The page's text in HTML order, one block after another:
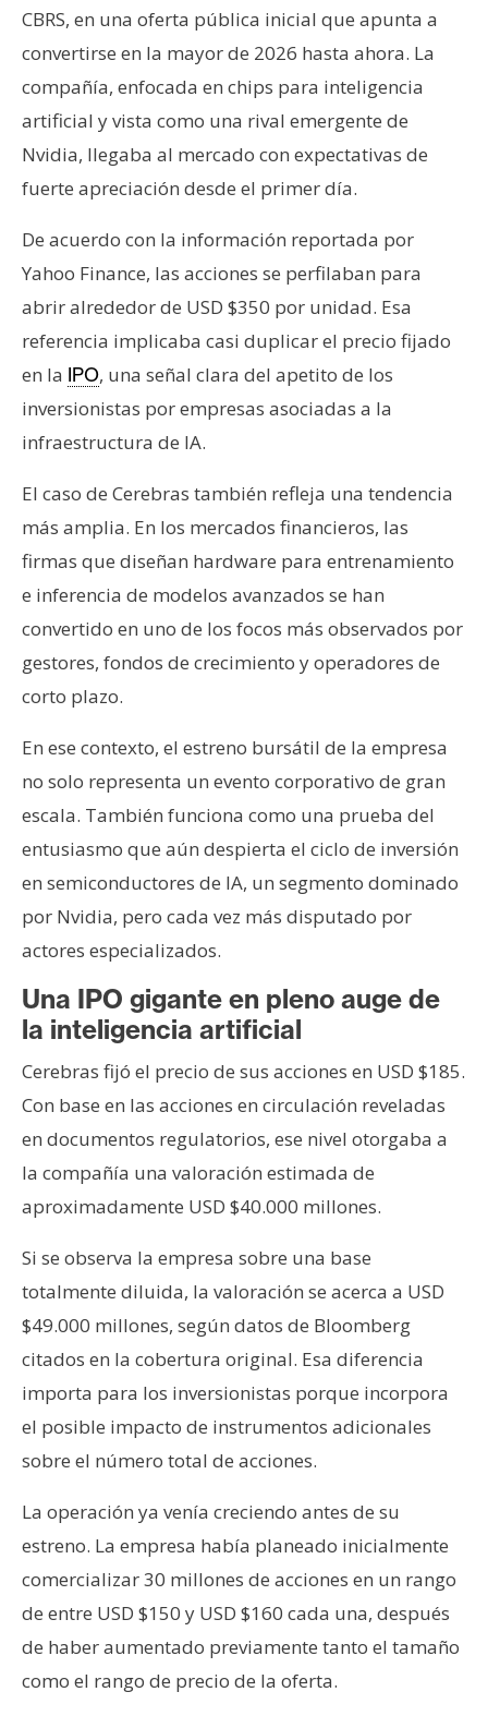
u
r
s
o
o
n
t
c
t
o
y
u
l
i
c
i
a
d
CBRS, en una oferta pública inicial que apunta a
convertirse en la mayor de 2026 hasta ahora. La
compañía, enfocada en chips para inteligencia
artificial y vista como una rival emergente de
Nvidia, llegaba al mercado con expectativas de
fuerte apreciación desde el primer día.
De acuerdo con la información reportada por
Yahoo Finance, las acciones se perfilaban para
abrir alrededor de USD $350 por unidad. Esa
referencia implicaba casi duplicar el precio fijado
en la IPO, una señal clara del apetito de los
inversionistas por empresas asociadas a la
infraestructura de IA.
El caso de Cerebras también refleja una tendencia
más amplia. En los mercados financieros, las
firmas que diseñan hardware para entrenamiento
e inferencia de modelos avanzados se han
convertido en uno de los focos más observados por
gestores, fondos de crecimiento y operadores de
corto plazo.
En ese contexto, el estreno bursátil de la empresa
no solo representa un evento corporativo de gran
escala. También funciona como una prueba del
entusiasmo que aún despierta el ciclo de inversión
en semiconductores de IA, un segmento dominado
por Nvidia, pero cada vez más disputado por
actores especializados.
Una IPO gigante en pleno auge de
la inteligencia artificial
Cerebras fijó el precio de sus acciones en USD $185.
Con base en las acciones en circulación reveladas
en documentos regulatorios, ese nivel otorgaba a
la compañía una valoración estimada de
aproximadamente USD $40.000 millones.
Si se observa la empresa sobre una base
totalmente diluida, la valoración se acerca a USD
$49.000 millones, según datos de Bloomberg
citados en la cobertura original. Esa diferencia
importa para los inversionistas porque incorpora
el posible impacto de instrumentos adicionales
sobre el número total de acciones.
La operación ya venía creciendo antes de su
estreno. La empresa había planeado inicialmente
comercializar 30 millones de acciones en un rango
de entre USD $150 y USD $160 cada una, después
de haber aumentado previamente tanto el tamaño
como el rango de precio de la oferta.